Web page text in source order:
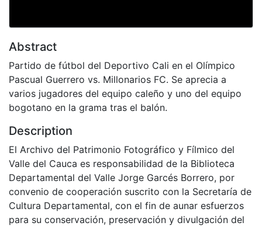
Abstract
Partido de fútbol del Deportivo Cali en el Olímpico
Pascual Guerrero vs. Millonarios FC. Se aprecia a
varios jugadores del equipo caleño y uno del equipo
bogotano en la grama tras el balón.
Description
El Archivo del Patrimonio Fotográfico y Fílmico del
Valle del Cauca es responsabilidad de la Biblioteca
Departamental del Valle Jorge Garcés Borrero, por
convenio de cooperación suscrito con la Secretaría de
Cultura Departamental, con el fin de aunar esfuerzos
para su conservación, preservación y divulgación del